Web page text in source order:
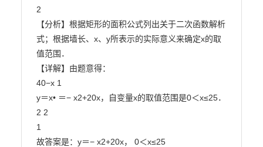
2
【分析】根据矩形的面积公式列出关于二次函数解析
式；根据墙长、x、y所表示的实际意义来确定x的取
值范围．
【详解】由题意得：
40−x 1
y＝x• ＝− x2+20x，自变量x的取值范围是0＜x≤25．
2 2
1
故答案是：y＝− x2+20x， 0＜x≤25